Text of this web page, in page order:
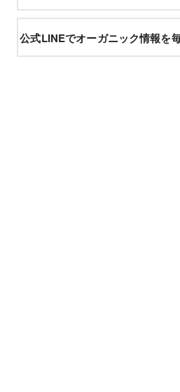
公式LINEでオーガニック情報を